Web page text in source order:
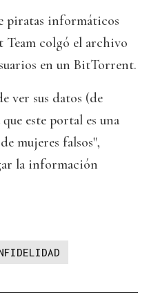
piratas informáticos
Team colgó el archivo
en un BitTorrent.
ver sus datos (de
este portal es una
mujeres falsos",
la información